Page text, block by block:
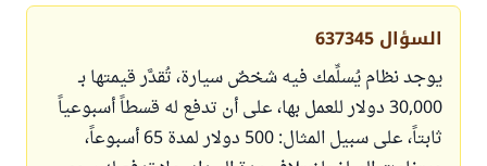
السؤال 637345
يوجد نظام يُسلِّمك فيه شخصٌ سيارة، تُقدَّر قيمتها بـ
30,000 دولار للعمل بها، على أن تدفع له قسطاً أسبوعياً
ثابتاً، على سبيل المثال: 500 دولار لمدة 65 أسبوعاً،